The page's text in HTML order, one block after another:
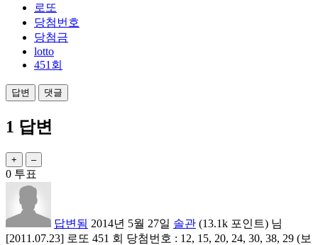
로또
당첨번호
당첨금
lotto
451회
1 답변
0 투표
답변됨 2014년 5월 27일 솔관 (13.1k 포인트) 님
[2011.07.23] 로또 451 회 당첨번호 : 12, 15, 20, 24, 30, 38, 29 (보